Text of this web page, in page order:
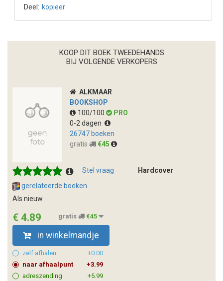
Deel: kopieer
KOOP DIT BOEK TWEEDEHANDS
BIJ VOLGENDE VERKOPERS
ALKMAAR
BOOKSHOP
100/100
PRO
0-2 dagen
26747 boeken
gratis
€45
Stel vraag
Hardcover
gerelateerde boeken
Als nieuw
€ 4.89 gratis €45
in winkelmandje
zelf afhalen
+0.00
naar afhaalpunt
+3.99
adreszending
+5.99